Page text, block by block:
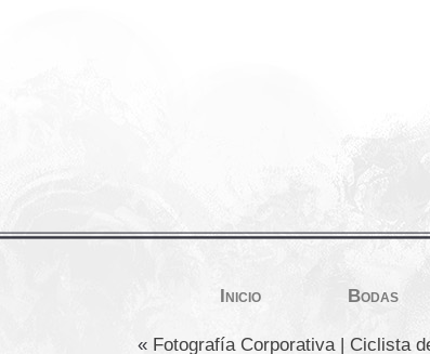
Inicio Bodas
« Fotografía Corporativa | Ciclista